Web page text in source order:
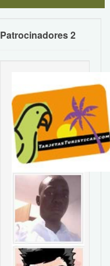
Patrocinadores 2